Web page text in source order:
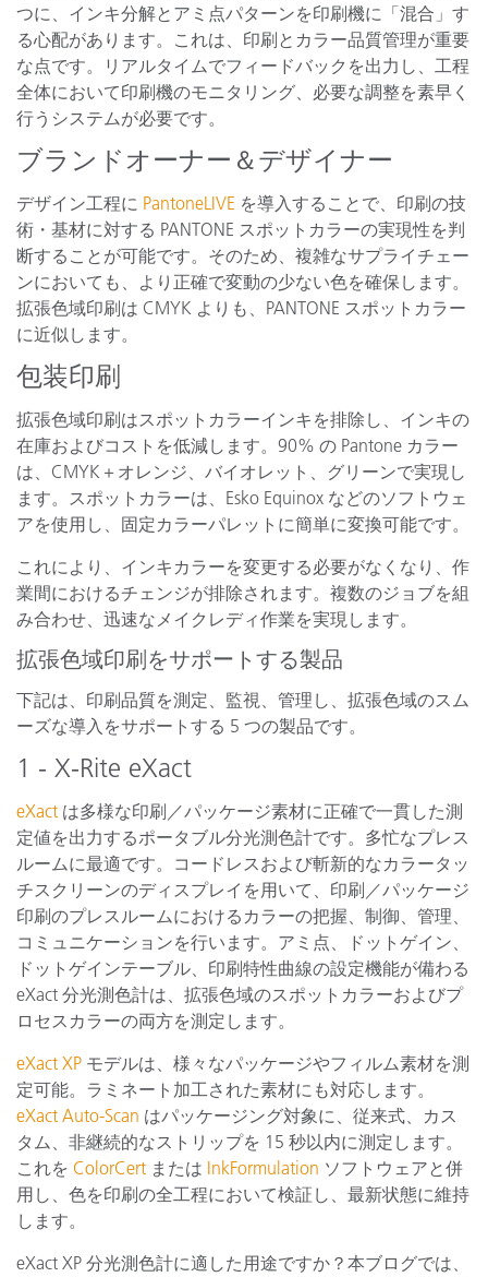
つに、インキ分解とアミ点パターンを印刷機に「混合」す
る心配があります。これは、印刷とカラー品質管理が重要
な点です。リアルタイムでフィードバックを出力し、工程
全体において印刷機のモニタリング、必要な調整を素早く
行うシステムが必要です。
ブランドオーナー＆デザイナー
デザイン工程に PantoneLIVE を導入することで、印刷の技
術・基材に対する PANTONE スポットカラーの実現性を判
断することが可能です。そのため、複雑なサプライチェー
ンにおいても、より正確で変動の少ない色を確保します。
拡張色域印刷は CMYK よりも、PANTONE スポットカラー
に近似します。
包装印刷
拡張色域印刷はスポットカラーインキを排除し、インキの
在庫およびコストを低減します。90% の Pantone カラー
は、CMYK＋オレンジ、バイオレット、グリーンで実現し
ます。スポットカラーは、Esko Equinox などのソフトウェ
アを使用し、固定カラーパレットに簡単に変換可能です。
これにより、インキカラーを変更する必要がなくなり、作
業間におけるチェンジが排除されます。複数のジョブを組
み合わせ、迅速なメイクレディ作業を実現します。
拡張色域印刷をサポートする製品
下記は、印刷品質を測定、監視、管理し、拡張色域のスム
ーズな導入をサポートする 5 つの製品です。
1 - X-Rite eXact
eXact は多様な印刷／パッケージ素材に正確で一貫した測
定値を出力するポータブル分光測色計です。多忙なプレス
ルームに最適です。コードレスおよび斬新的なカラータッ
チスクリーンのディスプレイを用いて、印刷／パッケージ
印刷のプレスルームにおけるカラーの把握、制御、管理、
コミュニケーションを行います。アミ点、ドットゲイン、
ドットゲインテーブル、印刷特性曲線の設定機能が備わる
eXact 分光測色計は、拡張色域のスポットカラーおよびプ
ロセスカラーの両方を測定します。
eXact XP モデルは、様々なパッケージやフィルム素材を測
定可能。ラミネート加工された素材にも対応します。
eXact Auto-Scan はパッケージング対象に、従来式、カス
タム、非継続的なストリップを 15 秒以内に測定します。
これを ColorCert または InkFormulation ソフトウェアと併
用し、色を印刷の全工程において検証し、最新状態に維持
します。
eXact XP 分光測色計に適した用途ですか？本ブログでは、